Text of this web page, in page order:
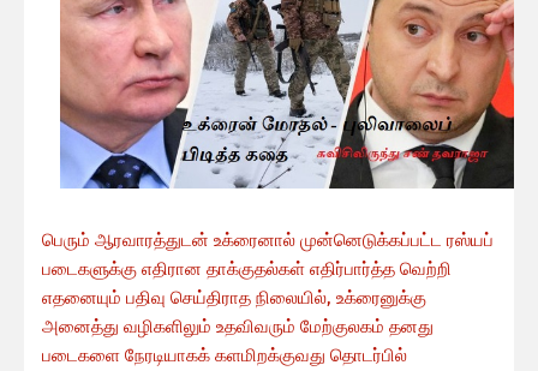
பெரும் ஆரவாரத்துடன் உக்ரைனால் முன்னெடுக்கப்பட்ட ரஸ்யப்
படைகளுக்கு எதிரான தாக்குதல்கள் எதிர்பார்த்த வெற்றி
எதனையும் பதிவு செய்திராத நிலையில், உக்ரைனுக்கு
அனைத்து வழிகளிலும் உதவிவரும் மேற்குலகம் தனது
படைகளை நேரடியாகக் களமிறக்குவது தொடர்பில்